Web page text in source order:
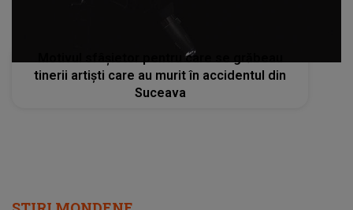
Motivul sfâșietor pentru care se grăbeau
tinerii artiști care au murit în accidentul din
Suceava